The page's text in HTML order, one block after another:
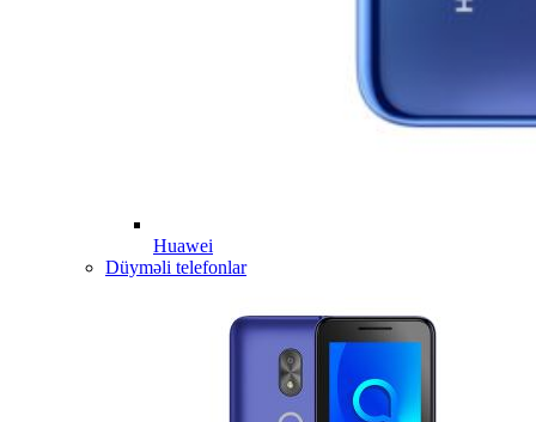
Huawei
Düyməli telefonlar